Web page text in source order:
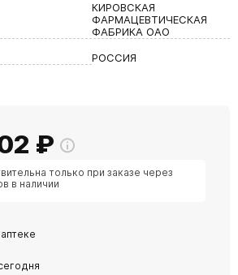
КИРОВСКАЯ
ФАРМАЦЕВТИЧЕСКАЯ
ФАБРИКА ОАО
РОССИЯ
₽
только при заказе через
в наличии